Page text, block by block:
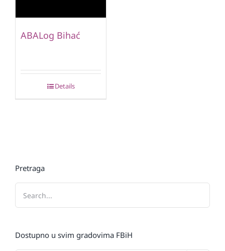
ABALog Bihać
Details
Pretraga
Dostupno u svim gradovima FBiH